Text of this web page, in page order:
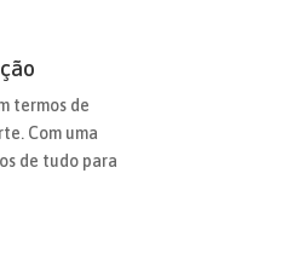
termos de
Com uma
de tudo para